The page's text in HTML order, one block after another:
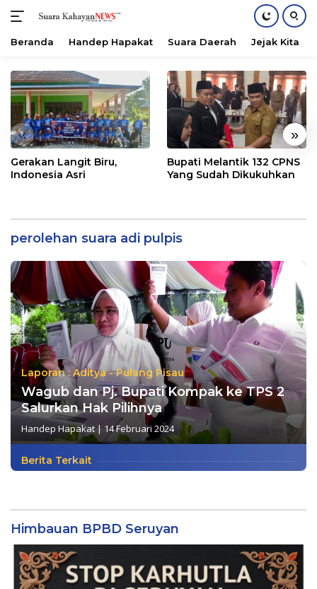
konten
Beranda Handep Hapakat Suara Daerah Jejak Kita
« »
Gerakan Langit Biru,
Indonesia Asri
Bupati Melantik 132 CPNS
Yang Sudah Dikukuhkan
perolehan suara adi pulpis
Laporan : Aditya - Pulang Pisau
Wagub dan Pj. Bupati Kompak ke TPS 2
Salurkan Hak Pilihnya
Handep Hapakat | 14 Februari 2024
Berita Terkait
Himbauan BPBD Seruyan